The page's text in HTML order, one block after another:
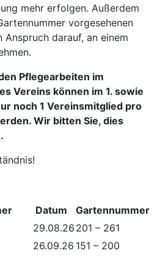
mehr erfolgen. Außerdem
vorgesehenen
Anspruch darauf, an einem
Pflegearbeiten im
Vereins können im 1. sowie
noch 1 Vereinsmitglied pro
Wir bitten Sie, dies
Datum
Gartennummer
29.08.26 201 – 261
26.09.26 151 – 200